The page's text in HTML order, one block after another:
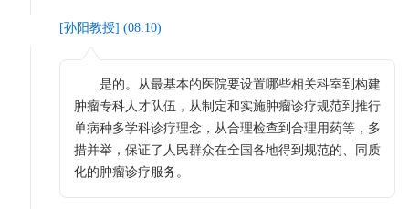
[孙阳教授] (08:10)
是的。从最基本的医院要设置哪些相关科室到构建
肿瘤专科人才队伍，从制定和实施肿瘤诊疗规范到推行
单病种多学科诊疗理念，从合理检查到合理用药等，多
措并举，保证了人民群众在全国各地得到规范的、同质
化的肿瘤诊疗服务。